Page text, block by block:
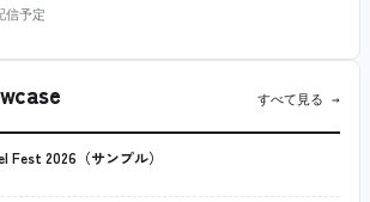
信予定
すべて見る →
Fest 2026（サンプル）